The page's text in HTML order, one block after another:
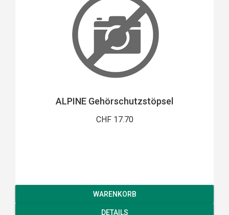
ALPINE Gehörschutzstöpsel
CHF 17.70
WARENKORB
DETAILS